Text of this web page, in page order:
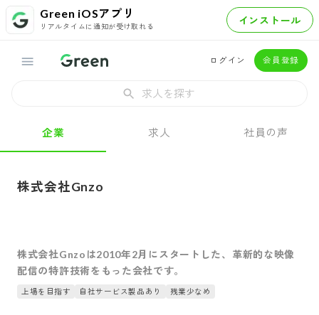
Green iOSアプリ
リアルタイムに通知が受け取れる インストール
ログイン 会員登録
求人を探す
企業 求人 社員の声
株式会社Gnzo
株式会社Gnzoは2010年2月にスタートした、革新的な映像
配信の特許技術をもった会社です。
上場を目指す 自社サービス製品あり 残業少なめ